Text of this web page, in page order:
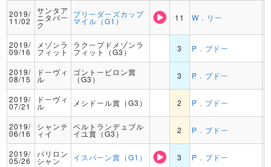
2019/
11/02
サンタア
ニタパー
ク
ブリーダーズカップ
マイル（G1） 11 W．リー
2019/
09/16
メゾンラ
フィット
ラクープドメゾンラ
フィット（G3） 3 P．ブドー
2019/
08/15
ドーヴィ
ル
ゴントービロン賞
（G3） 3 P．ブドー
2019/
07/21
ドーヴィ
ル メシドール賞（G3） 2 P．ブドー
2019/
06/16
シャンテ
ィイ
ベルトランデュブル
イユ賞（G3） 2 P．ブドー
2019/
05/26
パリロン
シャン イスパーン賞（G1） 3 P．ブドー